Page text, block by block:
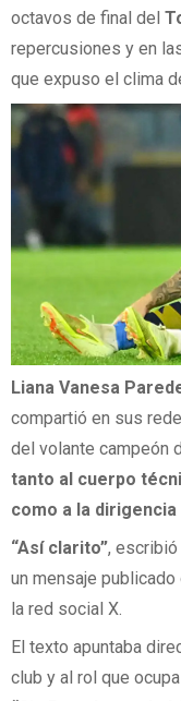
octavos de final del
repercusiones y en
que expuso el clima
Liana Vanesa
compartió en sus
del volante campeón
tanto al cuerpo
como a la dirigencia
“Así clarito”, escribió
un mensaje
la red social X.
El texto apuntaba
club y al rol que